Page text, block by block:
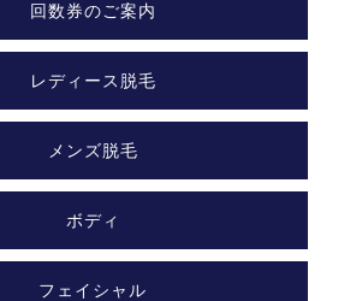
回数券のご案内
レディース脱毛
メンズ脱毛
ボディ
フェイシャル